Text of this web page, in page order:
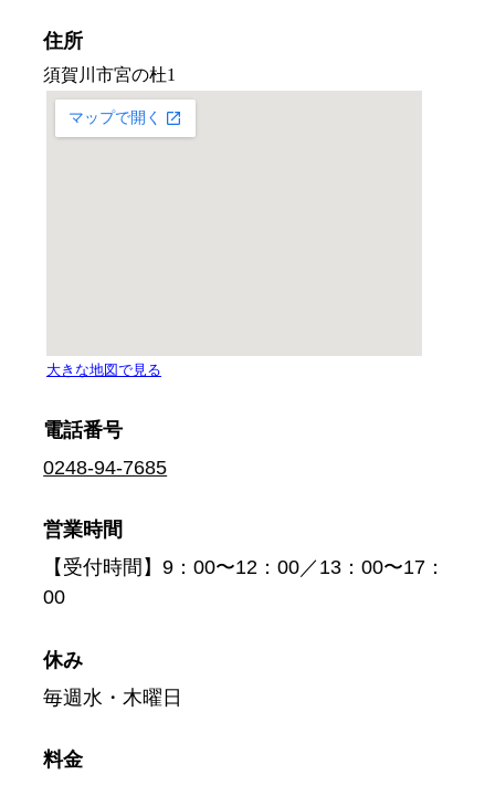
住所
電話番号
0248-94-7685
営業時間
【受付時間】9：00〜12：00／13：00〜17：
00
休み
毎週水・木曜日
料金